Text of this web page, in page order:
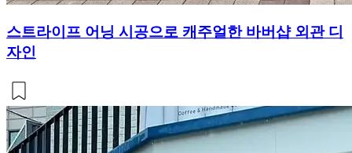
스트라이프 어닝 시공으로 캐주얼한 바버샵 외관 디
자인